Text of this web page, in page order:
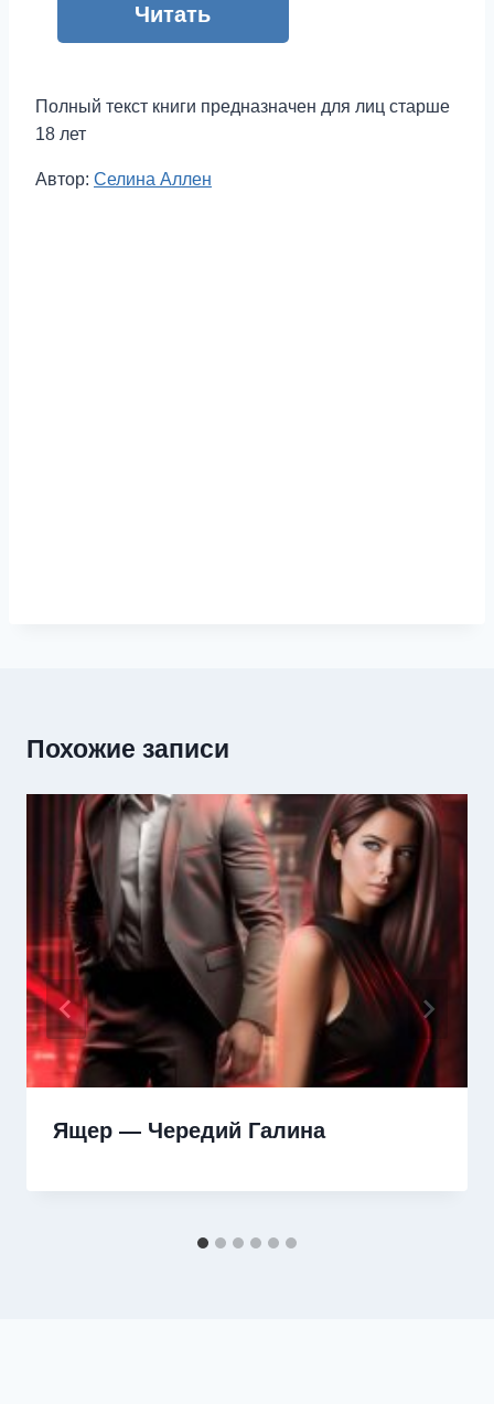
Читать
Полный текст книги предназначен для лиц старше
18 лет
Метки
Автор: Селина Аллен
Похожие записи
Ящер — Чередий Галина